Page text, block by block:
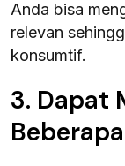
Anda bisa
relevan
konsumtif.
3. Dapat